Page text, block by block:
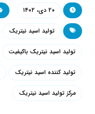
۲۰ دی، ۱۴۰۲
تولید اسید نیتریک
تولید اسید نیتریک باکیفیت
تولید کننده اسید نیتریک
مرکز تولید اسید نیتریک